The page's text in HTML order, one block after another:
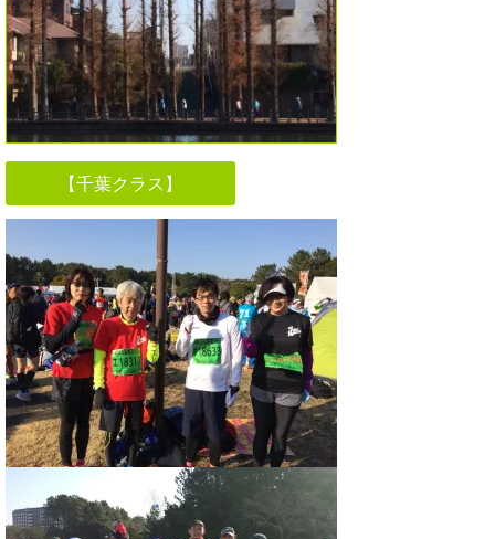
【千葉クラス】